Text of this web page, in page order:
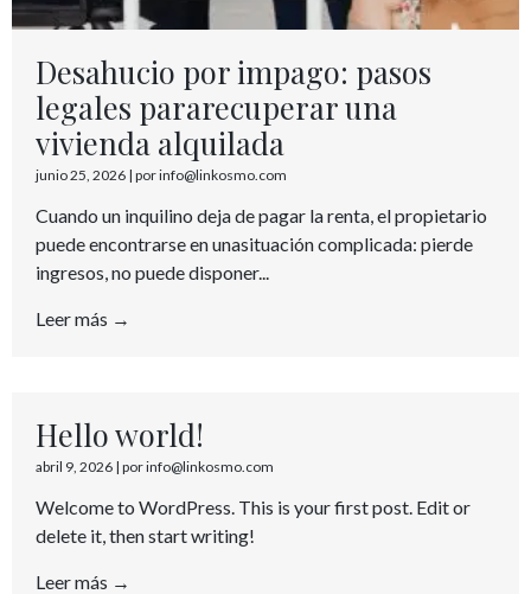
Desahucio por impago: pasos
legales pararecuperar una
vivienda alquilada
junio 25, 2026 | por info@linkosmo.com
Cuando un inquilino deja de pagar la renta, el propietario
puede encontrarse en unasituación complicada: pierde
ingresos, no puede disponer...
Leer más →
Hello world!
abril 9, 2026 | por info@linkosmo.com
Welcome to WordPress. This is your first post. Edit or
delete it, then start writing!
Leer más →